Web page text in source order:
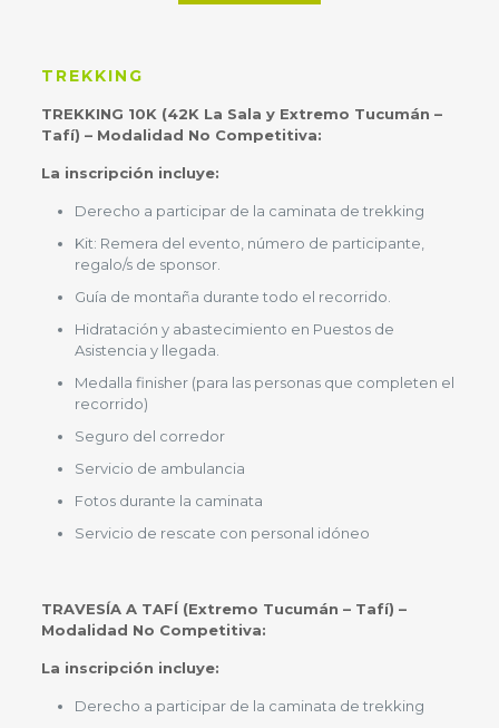
TREKKING
TREKKING 10K (42K La Sala y Extremo Tucumán –
Tafí) – Modalidad No Competitiva:
La inscripción incluye:
Derecho a participar de la caminata de trekking
Kit: Remera del evento, número de participante,
regalo/s de sponsor.
Guía de montaña durante todo el recorrido.
Hidratación y abastecimiento en Puestos de
Asistencia y llegada.
Medalla finisher (para las personas que completen el
recorrido)
Seguro del corredor
Servicio de ambulancia
Fotos durante la caminata
Servicio de rescate con personal idóneo
TRAVESÍA A TAFÍ (Extremo Tucumán – Tafí) –
Modalidad No Competitiva:
La inscripción incluye:
Derecho a participar de la caminata de trekking